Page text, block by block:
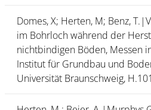
Domes, X; Herten, M; Benz,
im Bohrloch während der
nichtbindigen Böden, Messen
Institut für Grundbau und
Universität Braunschweig,